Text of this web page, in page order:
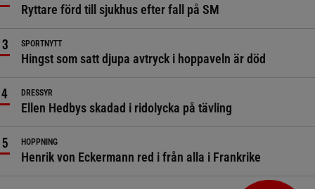
Ryttare förd till sjukhus efter fall på SM
SPORTNYTT
Hingst som satt djupa avtryck i hoppaveln är död
DRESSYR
Ellen Hedbys skadad i ridolycka på tävling
HOPPNING
Henrik von Eckermann red i från alla i Frankrike